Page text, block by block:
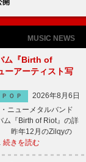
MUSIC NEWS
ム『Birth of
アーティスト写
ＰＯＰ
2026年8月6日
ニューメタルバンド
ム『Birth of Riot』の詳
昨年12月のZilqyの
続きを読む